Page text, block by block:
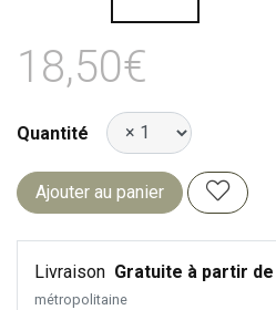
18,50€
Quantité
Ajouter au panier
Livraison Gratuite à partir de
métropolitaine